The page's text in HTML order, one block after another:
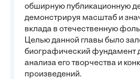
обширную публикационную
демонстрируя масштаб и
вклада в отечественную
Целью данной главы было
биографический фундамент
анализа его творчества и
произведений.